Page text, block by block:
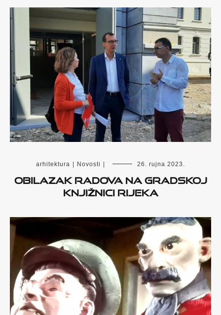
arhitektura Novosti 26. rujna 2023.
Obilazak radova na Gradskoj
knjižnici Rijeka